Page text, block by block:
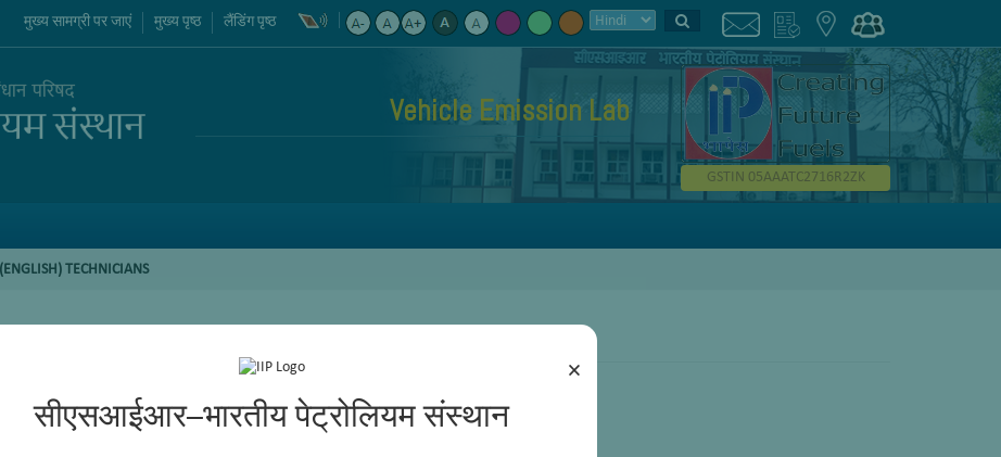
×
सीएसआईआर–भारतीय पेट्रोलियम संस्थान
मुख्य सामग्री पर जाएं मुख्य पृष्ठ लैंडिंग पृष्ठ
Vehicle Emission Lab
GSTIN 05AAATC2716R2ZK
TECHNICIANS